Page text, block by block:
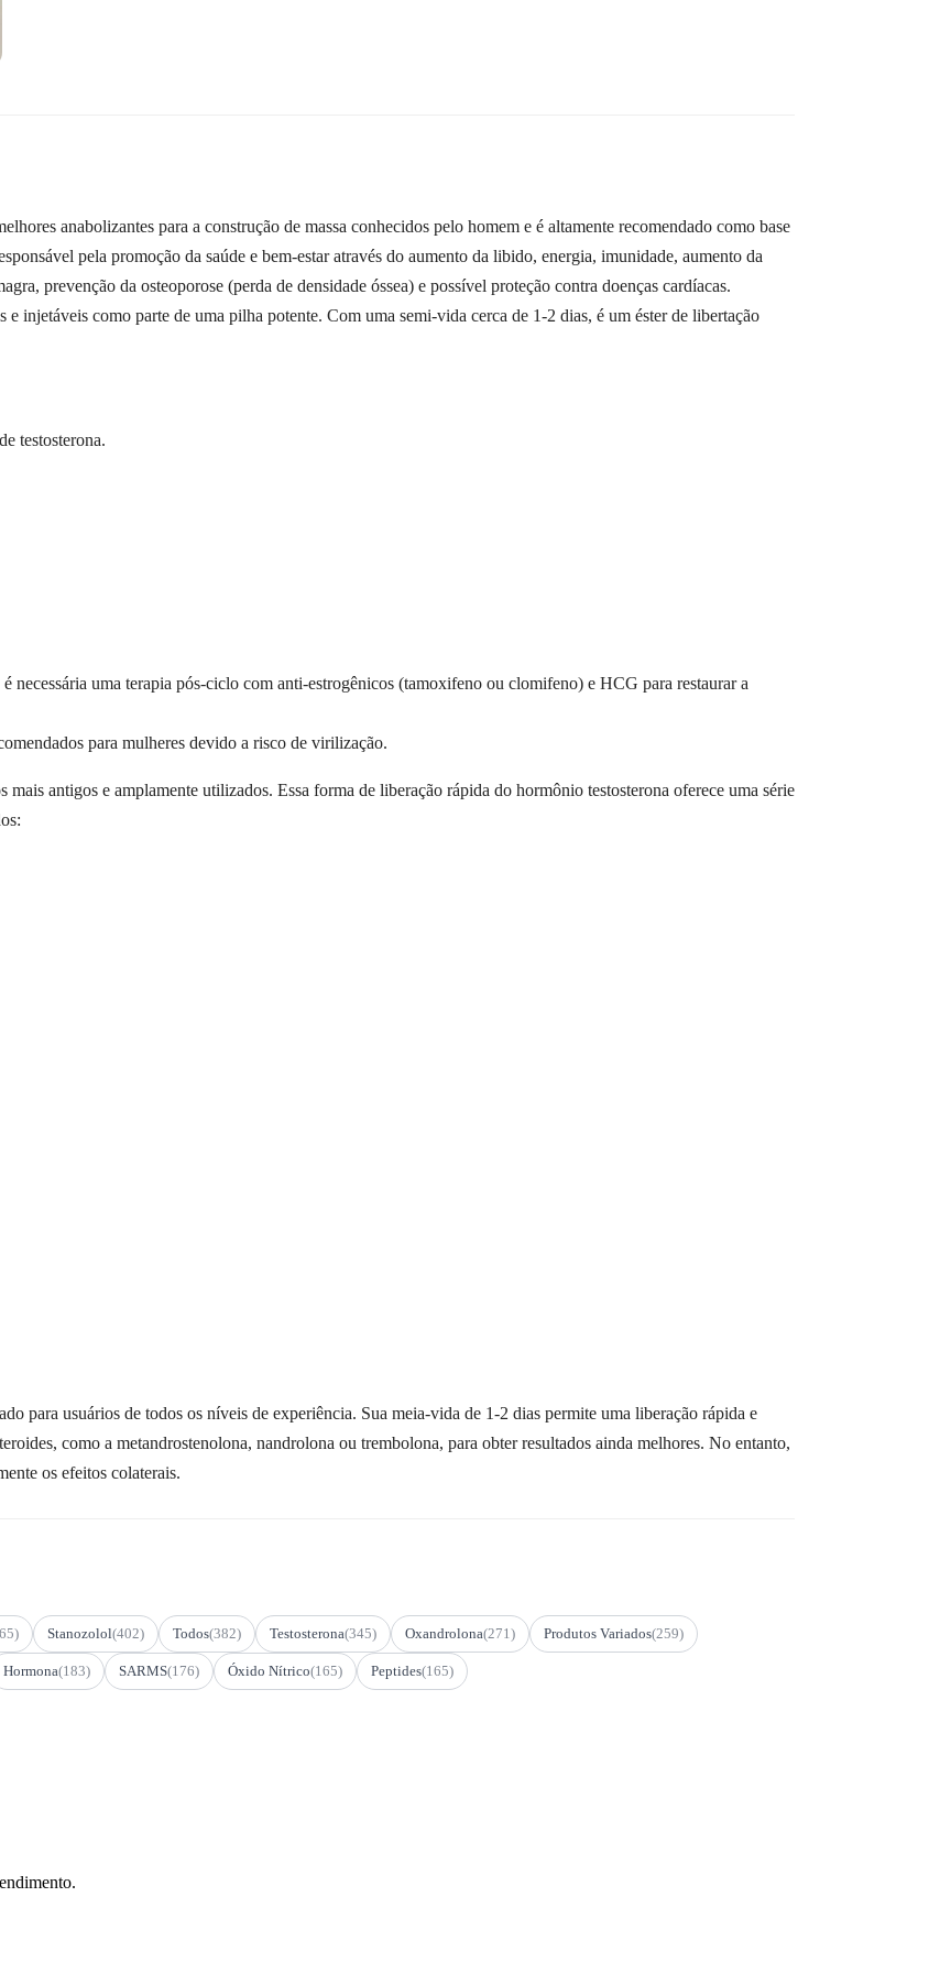
anabolizantes para a construção de massa conhecidos pelo homem e é altamente recomendado como base
pela promoção da saúde e bem-estar através do aumento da libido, energia, imunidade, aumento da
prevenção da osteoporose (perda de densidade óssea) e possível proteção contra doenças cardíacas.
injetáveis ​​como parte de uma pilha potente. Com uma semi-vida cerca de 1-2 dias, é um éster de libertação
testosterona.
necessária uma terapia pós-ciclo com anti-estrogênicos (tamoxifeno ou clomifeno) e HCG para restaurar a
para mulheres devido a risco de virilização.
mais antigos e amplamente utilizados. Essa forma de liberação rápida do hormônio testosterona oferece uma série
para usuários de todos os níveis de experiência. Sua meia-vida de 1-2 dias permite uma liberação rápida e
como a metandrostenolona, nandrolona ou trembolona, para obter resultados ainda melhores. No entanto,
os efeitos colaterais.
Stanozolol(402) Todos(382) Testosterona(345) Oxandrolona(271) Produtos Variados(259)
Hormona(183) SARMS(176) Óxido Nítrico(165) Peptides(165)